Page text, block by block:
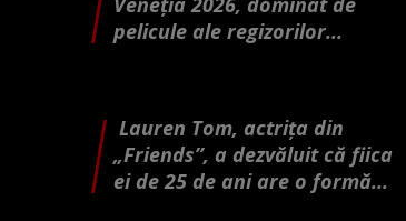
pelicule ale regizorilor...
Lauren Tom, actrița din
„Friends”, a dezvăluit că fiica
ei de 25 de ani are o formă...